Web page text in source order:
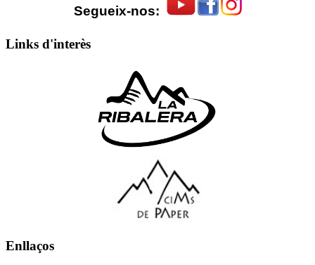
Segueix-nos:
Links d'interès
Enllaços